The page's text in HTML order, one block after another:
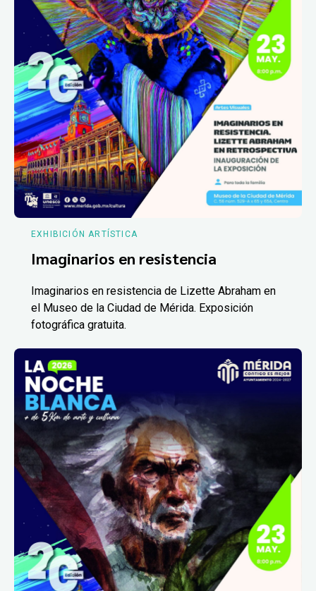
EXHIBICIÓN ARTÍSTICA
Imaginarios en resistencia
Imaginarios en resistencia de Lizette Abraham en
el Museo de la Ciudad de Mérida. Exposición
fotográfica gratuita.